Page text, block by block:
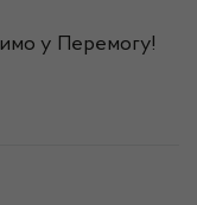
у Перемогу!